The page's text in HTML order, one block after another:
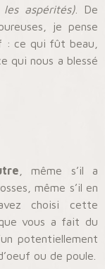
aspérités) . De
je pense
: ce qui fût beau,
qui nous a blessé
, même s’il a
même s’il en
choisi cette
vous a fait du
potentiellement
ou de poule.